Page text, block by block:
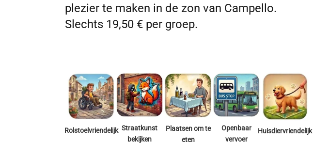
plezier te maken in de zon van Campello.
Slechts 19,50 € per groep.
Rolstoelvriendelijk Straatkunst
bekijken
Plaatsen om te
eten
Openbaar
vervoer
Huisdiervriendelijk